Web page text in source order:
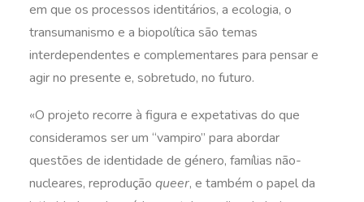
em que os processos identitários, a ecologia, o
transumanismo e a biopolítica são temas
interdependentes e complementares para pensar e
agir no presente e, sobretudo, no futuro.
«O projeto recorre à figura e expetativas do que
consideramos ser um “vampiro” para abordar
questões de identidade de género, famílias não-
nucleares, reprodução queer, e também o papel da